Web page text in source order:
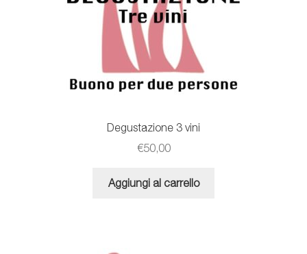
Degustazione 3 vini
€50,00
Aggiungi al carrello